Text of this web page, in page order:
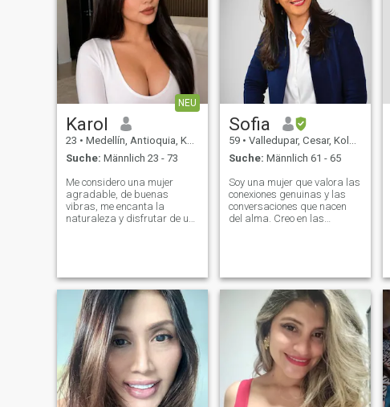
NEU
Karol
23 • Medellín, Antioquia, Kolumbien
Suche: Männlich 23 - 73
Me considero una mujer
agradable, de buenas
vibras, me encanta la
naturaleza y disfrutar de un
soy una mujer humilde, que
le encanta reír y pas
Sofia
59 • Valledupar, Cesar, Kolumbien
Suche: Männlich 61 - 65
Soy una mujer que valora las
conexiones genuinas y las
conversaciones que nacen
del alma. Creo en las
viajar, descubrir lugares
nuevos y escuchar